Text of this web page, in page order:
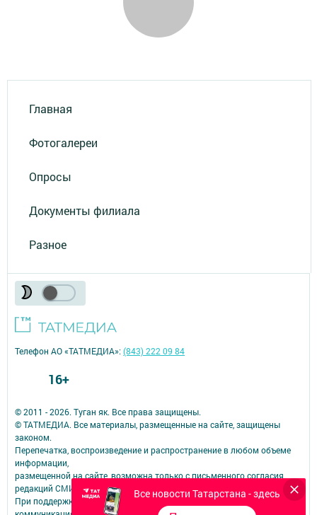
Главная
Фотогалереи
Опросы
Документы филиала
Разное
Все новости Татарстана - здесь
© 2011 - 2026. Туган як. Все права защищены.
© ТАТМЕДИА. Все материалы, размещенные на сайте, защищены
законом.
Перепечатка, воспроизведение и распространение в любом объеме
информации,
размещенной на сайте, возможна только с письменного согласия
редакций СМИ.
При поддержке Республиканского агентства по печати и массовым
Телефон АО «ТАТМЕДИА»:(843) 222 09 84
16+